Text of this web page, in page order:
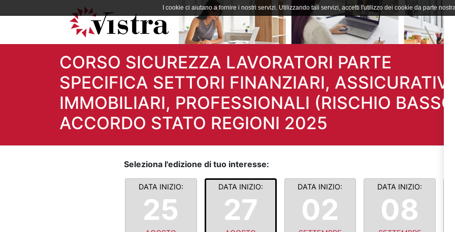
CORSO SICUREZZA LAVORATORI PARTE
SPECIFICA SETTORI FINANZIARI, ASSICURATIVI,
IMMOBILIARI, PROFESSIONALI (RISCHIO
ACCORDO STATO REGIONI 2025
I cookie ci aiutano a fornire i nostri servizi. Utilizzando tali servizi, accetti l'utilizzo dei cookie da parte